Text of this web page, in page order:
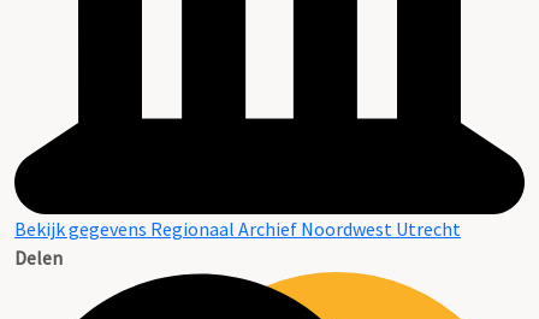
Bekijk gegevens Regionaal Archief Noordwest Utrecht
Delen